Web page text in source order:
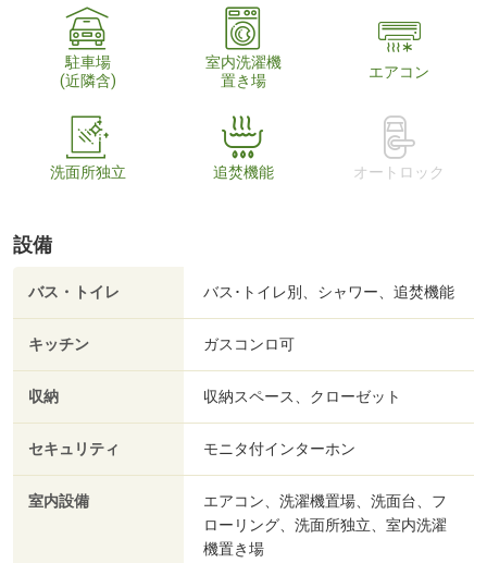
駐車場
(近隣含)
室内洗濯機
置き場
エアコン
洗面所独立 追焚機能 オートロック
設備
バス・トイレ バス･トイレ別、シャワー、追焚機能
キッチン ガスコンロ可
収納 収納スペース、クローゼット
セキュリティ モニタ付インターホン
室内設備
エアコン、洗濯機置場、洗面台、フ
ローリング、洗面所独立、室内洗濯
機置き場